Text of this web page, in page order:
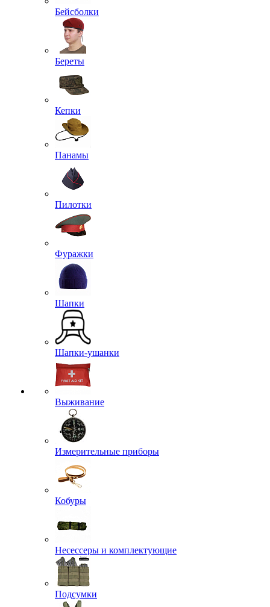
Бейсболки
Береты
Кепки
Панамы
Пилотки
Фуражки
Шапки
Шапки-ушанки
Выживание
Измерительные приборы
Кобуры
Несессеры и комплектующие
Подсумки